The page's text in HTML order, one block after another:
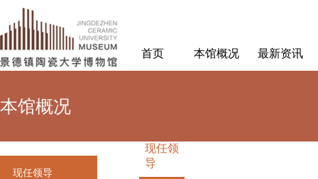
首页 本馆概况 最新资讯
本馆概况
现任领导
现任领
导